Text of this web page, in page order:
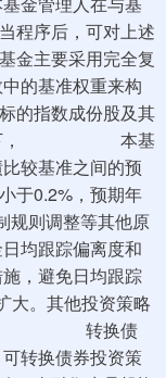
后，可对上述
要采用完全复
的基准权重来构
数成份股及其
情况下， 本基
较基准之间的预
，预期年
规则调整等其他原
跟踪偏离度和
，避免日均跟踪
其他投资策略
除可 转换债
转换债券投资策